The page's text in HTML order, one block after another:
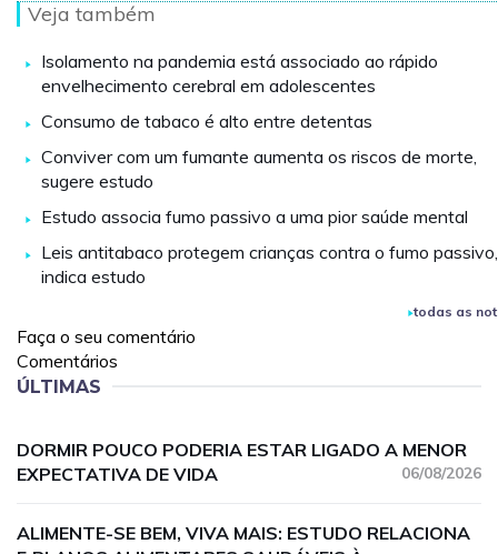
Veja também
Isolamento na pandemia está associado ao rápido
envelhecimento cerebral em adolescentes
Consumo de tabaco é alto entre detentas
Conviver com um fumante aumenta os riscos de morte,
sugere estudo
Estudo associa fumo passivo a uma pior saúde mental
Leis antitabaco protegem crianças contra o fumo passivo,
indica estudo
todas as
Faça o seu comentário
Comentários
ÚLTIMAS
DORMIR POUCO PODERIA ESTAR LIGADO A MENOR
EXPECTATIVA DE VIDA
06/08/2026
ALIMENTE-SE BEM, VIVA MAIS: ESTUDO RELACIONA